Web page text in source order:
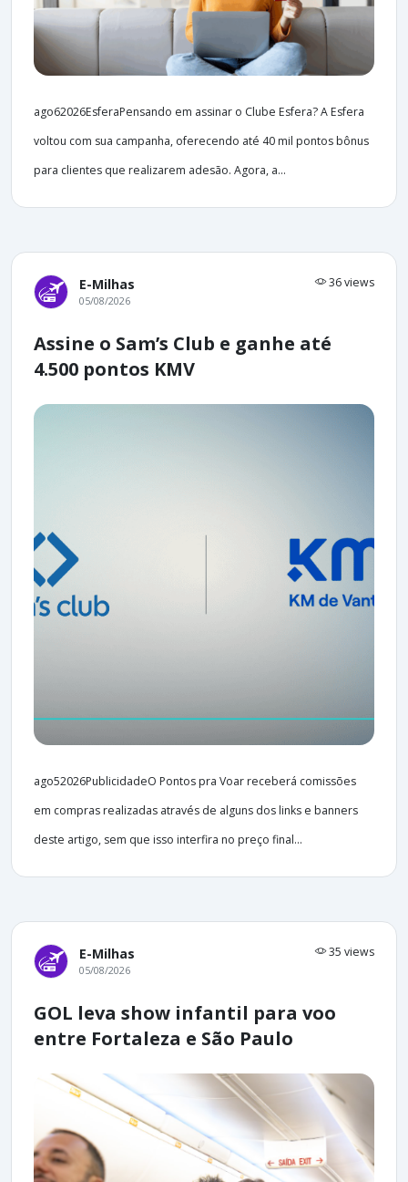
ago62026EsferaPensando em assinar o Clube Esfera? A Esfera
voltou com sua campanha, oferecendo até 40 mil pontos bônus
para clientes que realizarem adesão. Agora, a...
E-Milhas 36 views
05/08/2026
Assine o Sam’s Club e ganhe até
4.500 pontos KMV
ago52026PublicidadeO Pontos pra Voar receberá comissões
em compras realizadas através de alguns dos links e banners
deste artigo, sem que isso interfira no preço final...
E-Milhas 35 views
05/08/2026
GOL leva show infantil para voo
entre Fortaleza e São Paulo